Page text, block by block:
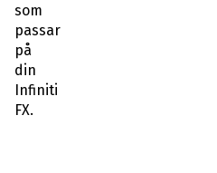
som
passar
på
din
Infiniti
FX.